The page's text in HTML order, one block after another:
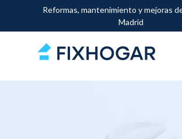
FONTANEROS
Reformas, mantenimiento y mejoras
Madrid